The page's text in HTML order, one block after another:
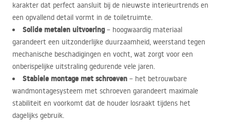
karakter dat perfect aansluit bij de nieuwste interieurtrends en
een opvallend detail vormt in de toiletruimte.
Solide metalen uitvoering– hoogwaardig materiaal
garandeert een uitzonderlijke duurzaamheid, weerstand tegen
mechanische beschadigingen en vocht, wat zorgt voor een
onberispelijke uitstraling gedurende vele jaren.
Stabiele montage met schroeven – het betrouwbare
wandmontagesysteem met schroeven garandeert maximale
stabiliteit en voorkomt dat de houder losraakt tijdens het
dagelijks gebruik.